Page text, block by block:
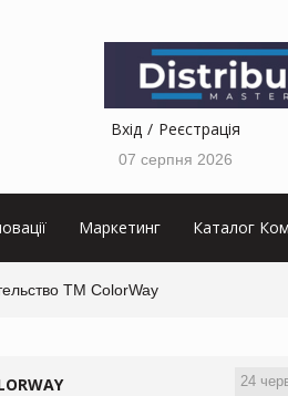
Вхід Реєстрація
07 серпня 2026
Маркетинг Каталог
ТМ ColorWay
24